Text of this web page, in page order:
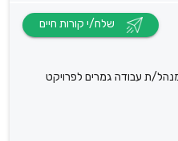
ת עבודה גמרים לפרויקט